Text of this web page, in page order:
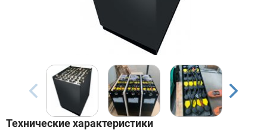
Модель:
Сначала выберите бренд
Технические характеристики